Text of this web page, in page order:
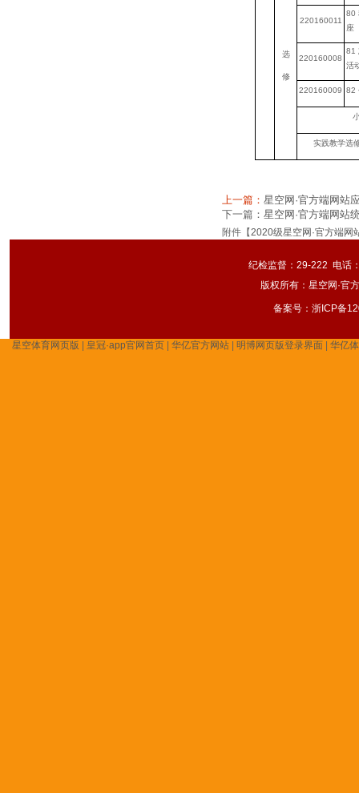
选
修
220160011
80
座
220160008
81
活
220160009 82
实践教学选
上一篇： 星空网·官方端网站
下一篇： 星空网·官方端网站
附件【2020级星空网·官方端网
纪检监督：29-222 电话
版权所有：星空网·官
备案号： 浙ICP备
星空体育网页版 皇冠·app官网首页| 华亿官方网站| 明博网页版登录界面| 华亿